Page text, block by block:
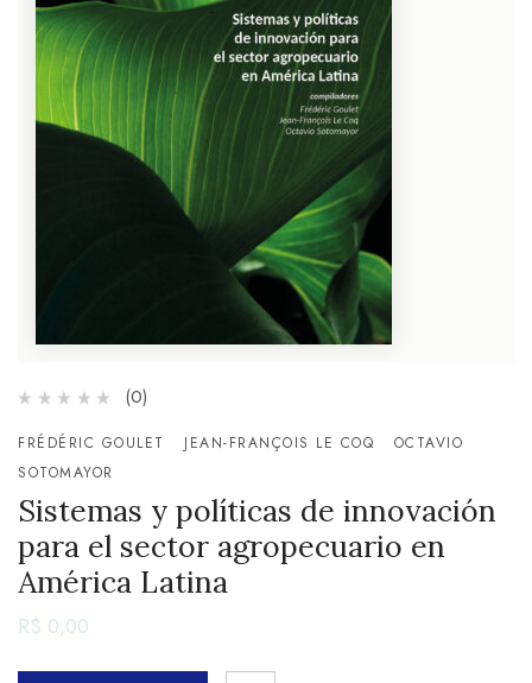
(0)
FRÉDÉRIC GOULET JEAN-FRANÇOIS LE COQ
OCTAVIO
SOTOMAYOR
Sistemas y políticas de innovación
para el sector agropecuario en
América Latina
R$ 0,00